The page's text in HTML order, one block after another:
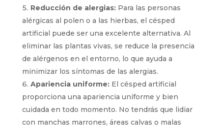
Reducción de alergias:Para las personas
alérgicas al polen o a las hierbas, el césped
artificial puede ser una excelente alternativa. Al
eliminar las plantas vivas, se reduce la presencia
de alérgenos en el entorno, lo que ayuda a
minimizar los síntomas de las alergias.
Apariencia uniforme:El césped artificial
proporciona una apariencia uniforme y bien
cuidada en todo momento. No tendrás que lidiar
con manchas marrones, áreas calvas o malas